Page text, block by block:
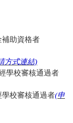
補助資格者
方式連結)
學校審核通過者
校審核通過者(申